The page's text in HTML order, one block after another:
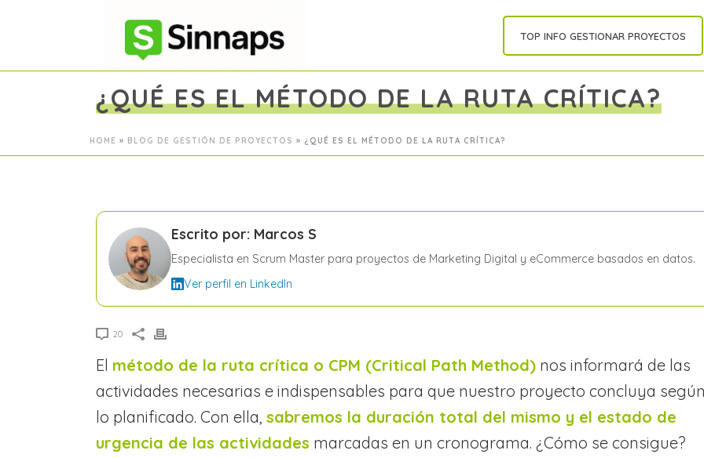
TOP INFO GESTIONAR PROYECTOS
¿QUÉ ES EL MÉTODO DE LA RUTA CRÍTICA?
HOME » BLOG DE GESTIÓN DE PROYECTOS » ¿QUÉ ES EL MÉTODO DE LA RUTA CRÍTICA?
Escrito por: Marcos S
Especialista en Scrum Master para proyectos de Marketing Digital y eCommerce basados en datos.
Ver perfil en LinkedIn
20
El método de la ruta crítica o CPM (Critical Path Method) nos informará de las
actividades necesarias e indispensables para que nuestro proyecto concluya
lo planificado. Con ella, sabremos la duración total del mismo y el estado de
urgencia de las actividades marcadas en un cronograma. ¿Cómo se consigue?